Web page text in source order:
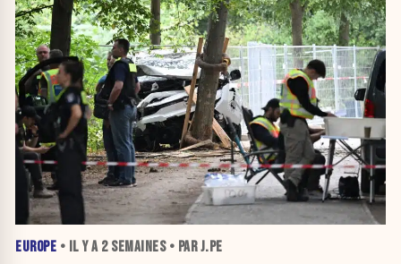
EUROPE • IL Y A 2 SEMAINES• PAR J.PE